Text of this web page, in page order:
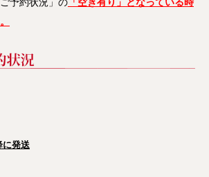
予約状況」の 「空き有り」となっている時
発送